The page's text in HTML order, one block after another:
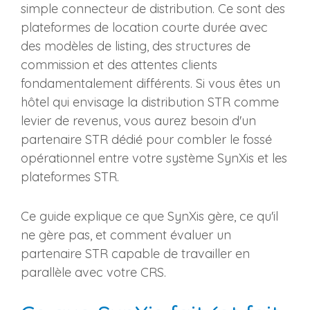
simple connecteur de distribution. Ce sont des
plateformes de location courte durée avec
des modèles de listing, des structures de
commission et des attentes clients
fondamentalement différents. Si vous êtes un
hôtel qui envisage la distribution STR comme
levier de revenus, vous aurez besoin d'un
partenaire STR dédié pour combler le fossé
opérationnel entre votre système SynXis et les
plateformes STR.
Ce guide explique ce que SynXis gère, ce qu'il
ne gère pas, et comment évaluer un
partenaire STR capable de travailler en
parallèle avec votre CRS.